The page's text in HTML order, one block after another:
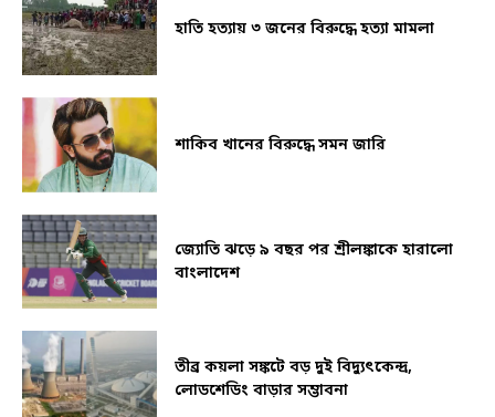
হাতি হত্যায় ৩ জনের বিরুদ্ধে হত্যা মামলা
শাকিব খানের বিরুদ্ধে সমন জারি
জ্যোতি ঝড়ে ৯ বছর পর শ্রীলঙ্কাকে হারালো
বাংলাদেশ
তীব্র কয়লা সঙ্কটে বড় দুই বিদ্যুৎকেন্দ্র,
লোডশেডিং বাড়ার সম্ভাবনা